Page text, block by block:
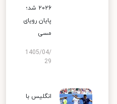
۲۰۲۶ شد؛
پایان رویای
مسی
1405/04/
29
انگلیس با